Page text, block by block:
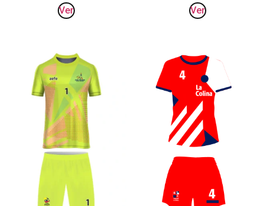
Ver Ver